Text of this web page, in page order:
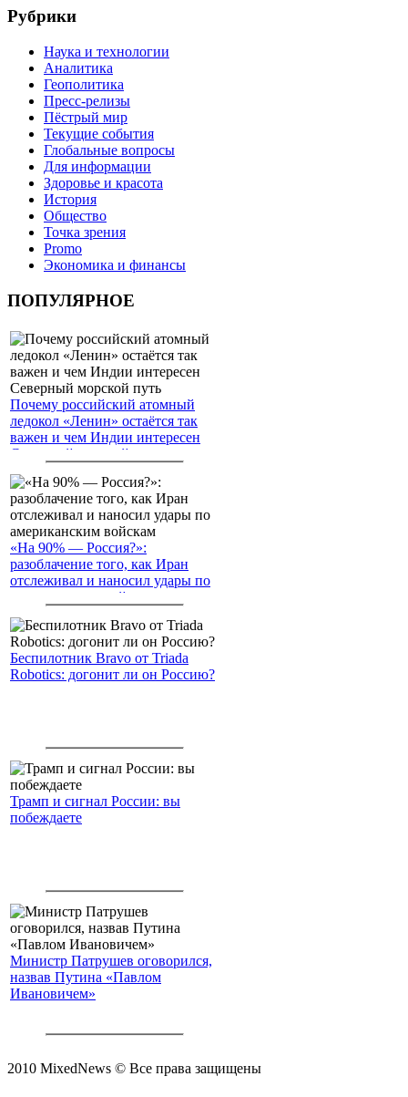
Рубрики
Наука и технологии
Аналитика
Геополитика
Пресс-релизы
Пёстрый мир
Текущие события
Глобальные вопросы
Для информации
Здоровье и красота
История
Общество
Точка зрения
Promo
Экономика и финансы
ПОПУЛЯРНОЕ
Почему российский атомный
ледокол «Ленин» остаётся так
важен и чем Индии интересен
Северный морской путь
«На 90% — Россия?»:
разоблачение того, как Иран
отслеживал и наносил удары по
американским войскам
Беспилотник Bravo от Triada
Robotics: догонит ли он Россию?
Трамп и сигнал России: вы
побеждаете
Министр Патрушев оговорился,
назвав Путина «Павлом
Ивановичем»
2010 MixedNews © Все права защищены